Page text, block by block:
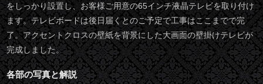
をしっかり設置し、お客様ご用意の65インチ液晶テレビを取り付け
ます。テレビボードは後日届くとのご予定で工事はここまでで完
了。アクセントクロスの壁紙を背景にした大画面の壁掛けテレビが
完成しました。
各部の写真と解説